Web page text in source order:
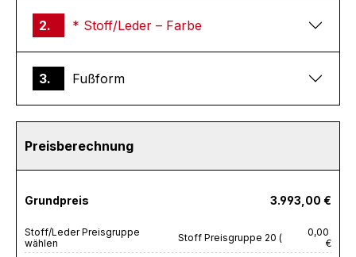
2. * Stoff/Leder – Farbe
3. Fußform
Preisberechnung
Grundpreis 3.993,00 €
Stoff/Leder Preisgruppe
wählen
Stoff Preisgruppe 20 (
0,00
€